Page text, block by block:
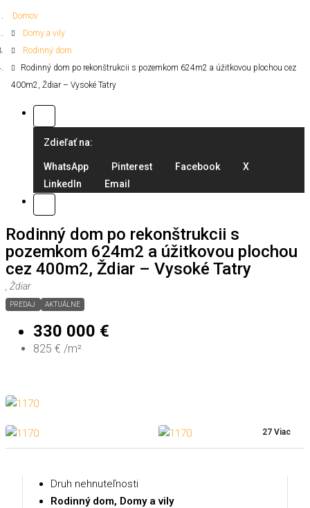
Domov
Domy a vily
Rodinný dom
Rodinný dom po rekonštrukcii s pozemkom 624m2 a úžitkovou plochou cez
400m2, Ždiar – Vysoké Tatry
Zdieľať na:
WhatsApp Pinterest Facebook
X
LinkedIn
Email
Rodinný dom po rekonštrukcii s
pozemkom 624m2 a úžitkovou plochou
cez 400m2, Ždiar – Vysoké Tatry
, Ždiar
PREDAJ AKTUÁLNE
330 000 €
825 € /m²
27 Viac
Druh nehnuteľnosti
Rodinný dom, Domy a vily